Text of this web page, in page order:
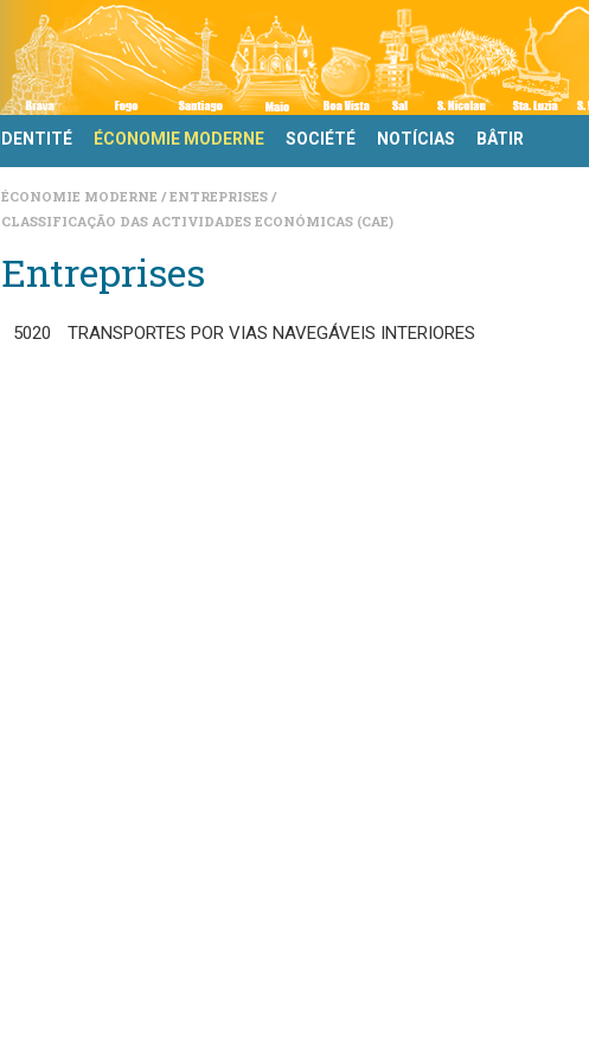
IDENTITÉ ÉCONOMIE MODERNE SOCIÉTÉ NOTÍCIAS BÂTIR
ÉCONOMIE MODERNE
ENTREPRISES
CLASSIFICAÇÃO DAS ACTIVIDADES ECONÓMICAS (CAE)
Entreprises
5020 TRANSPORTES POR VIAS NAVEGÁVEIS INTERIORES